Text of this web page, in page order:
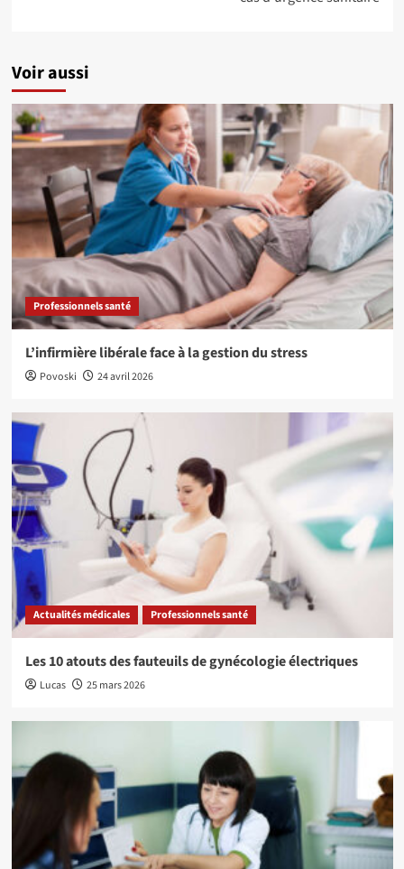
Voir aussi
Professionnels santé
L’infirmière libérale face à la gestion du stress
Povoski 24 avril 2026
Actualités médicales Professionnels santé
Les 10 atouts des fauteuils de gynécologie électriques
Lucas 25 mars 2026